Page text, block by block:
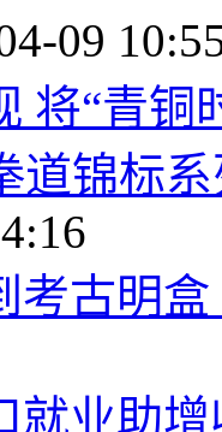
09
将“青铜
道锦标
考古明
就业助增